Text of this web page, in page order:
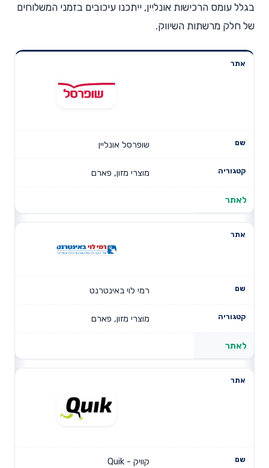
בגלל עומס הרכישות אונליין, ייתכנו עיכובים בזמני המשלוחים
של חלק מרשתות השיווק.
אתר
שופרסל אונליין
מוצרי מזון, פארם
לאתר
רמי לוי באינטרנט
מוצרי מזון, פארם
לאתר
קוויק - Quik